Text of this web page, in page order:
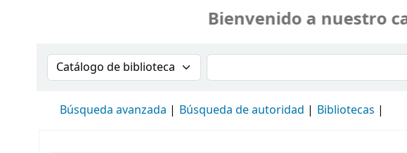
Bienvenido a nuestro
Buscar en el catálogo por:Buscar en el catálogo
Búsqueda avanzada Búsqueda de autoridad Bibliotecas